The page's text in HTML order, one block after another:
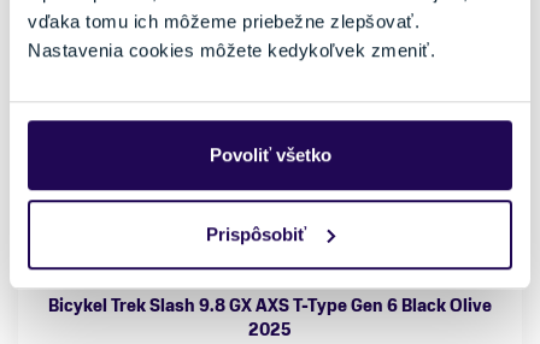
vďaka tomu ich môžeme priebežne zlepšovať.
Nastavenia cookies môžete kedykoľvek zmeniť.
Povoliť všetko
Prispôsobiť
Bicykel Trek Slash 9.8 GX AXS T-Type Gen 6 Black Olive
2025